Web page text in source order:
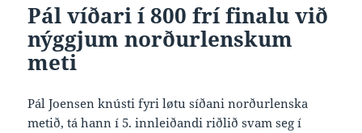
Pál víðari í 800 frí finalu við
nýggjum norðurlenskum
meti
Pál Joensen knústi fyri løtu síðani norðurlenska
metið, tá hann í 5. innleiðandi riðlið svam seg í